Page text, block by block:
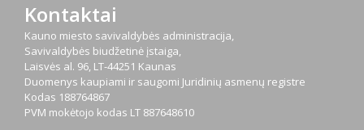
Kontaktai
Kauno miesto savivaldybės administracija,
Savivaldybės biudžetinė įstaiga,
Laisvės al. 96, LT-44251 Kaunas
Duomenys kaupiami ir saugomi Juridinių asmenų registre
Kodas 188764867
PVM mokėtojo kodas LT 887648610